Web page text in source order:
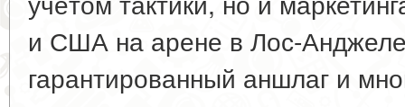
и США на арене в Лос-
гарантированный аншлаг и